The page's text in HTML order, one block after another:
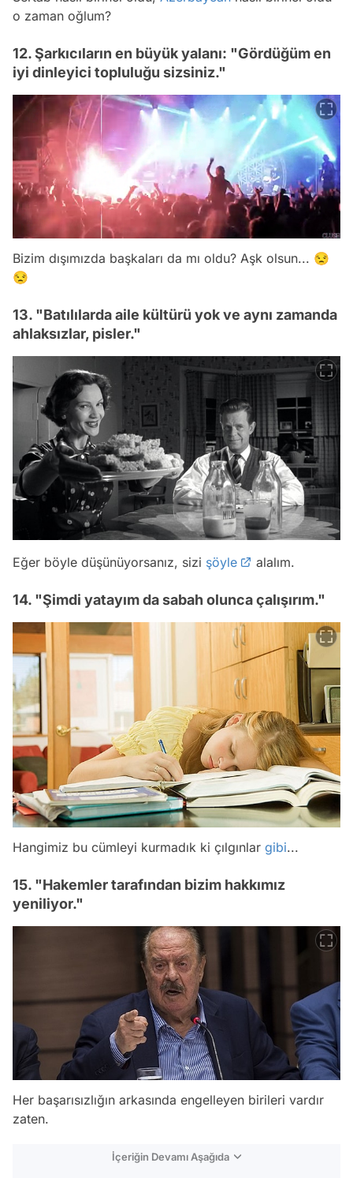
o zaman oğlum?
12. Şarkıcıların en büyük yalanı: "Gördüğüm en
iyi dinleyici topluluğu sizsiniz."
Bizim dışımızda başkaları da mı oldu? Aşk olsun... 😒
😒
13. "Batılılarda aile kültürü yok ve aynı zamanda
ahlaksızlar, pisler."
Eğer böyle düşünüyorsanız, sizi şöyle alalım.
14. "Şimdi yatayım da sabah olunca çalışırım."
Hangimiz bu cümleyi kurmadık ki çılgınlar gibi...
15. "Hakemler tarafından bizim hakkımız
yeniliyor."
Her başarısızlığın arkasında engelleyen birileri vardır
zaten.
İçeriğin Devamı Aşağıda